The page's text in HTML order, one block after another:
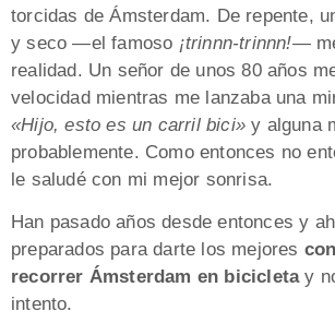
torcidas de Ámsterdam. De repente,
y seco —el famoso ¡trinnn-trinnn!—
realidad. Un señor de unos 80 años
velocidad mientras me lanzaba una
«Hijo, esto es un carril bici» y alguna
probablemente. Como entonces no
le saludé con mi mejor sonrisa.
Han pasado años desde entonces y
preparados para darte los mejores
recorrer Ámsterdam en bicicletay
intento.